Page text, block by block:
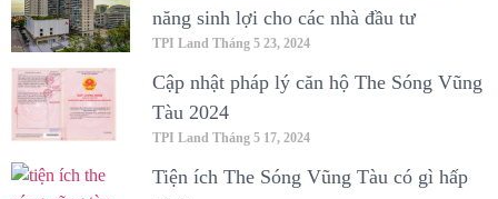
năng sinh lợi cho các nhà đầu tư
TPI Land Tháng 5 23, 2024
Cập nhật pháp lý căn hộ The Sóng Vũng
Tàu 2024
TPI Land Tháng 5 17, 2024
Tiện ích The Sóng Vũng Tàu có gì hấp